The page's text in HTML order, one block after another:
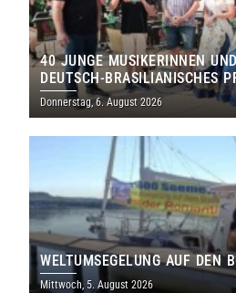
40 JUNGE MUSIKERINNEN
DEUTSCH-BRASILIANISCHES
THOLEY
Donnerstag, 6. August 2026
WELTUMSEGELUNG AUF DEN
Mittwoch, 5. August 2026